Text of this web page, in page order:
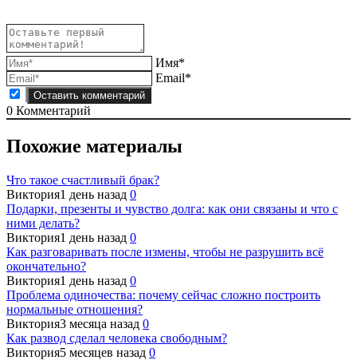
Имя*
Email*
0 Комментарий
Похожие материалы
Что такое счастливый брак?
Виктория1 день назад 0
Подарки, презенты и чувство долга: как они связаны и что с
ними делать?
Виктория1 день назад 0
Как разговаривать после измены, чтобы не разрушить всё
окончательно?
Виктория1 день назад 0
Проблема одиночества: почему сейчас сложно построить
нормальные отношения?
Виктория3 месяца назад 0
Как развод сделал человека свободным?
Виктория5 месяцев назад 0